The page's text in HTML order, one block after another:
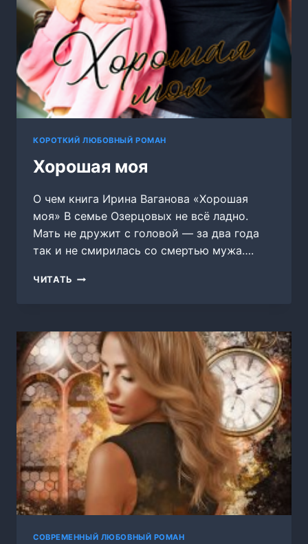
КОРОТКИЙ ЛЮБОВНЫЙ РОМАН
Хорошая моя
О чем книга Ирина Ваганова «Хорошая
моя» В семье Озерцовых не всё ладно.
Мать не дружит с головой — за два года
так и не смирилась со смертью мужа….
ЧИТАТЬ ХОРОШАЯ
СОВРЕМЕННЫЙ ЛЮБОВНЫЙ РОМАН